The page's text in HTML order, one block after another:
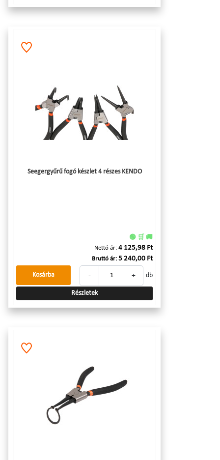
Seegergyűrű fogó készlet 4 részes KENDO
🟢 🛒 🚚
Nettó ár: 4 125,98 Ft
Bruttó ár: 5 240,00 Ft
- + db
Kosárba
Részletek